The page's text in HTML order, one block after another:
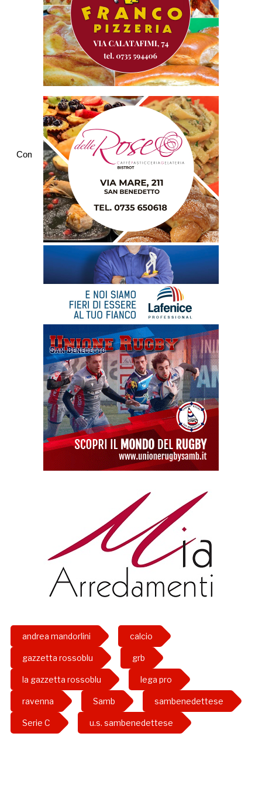
Commenti
andrea mandorlini calcio
gazzetta rossoblu grb
la gazzetta rossoblu lega pro
ravenna Samb sambenedettese
Serie C u.s. sambenedettese